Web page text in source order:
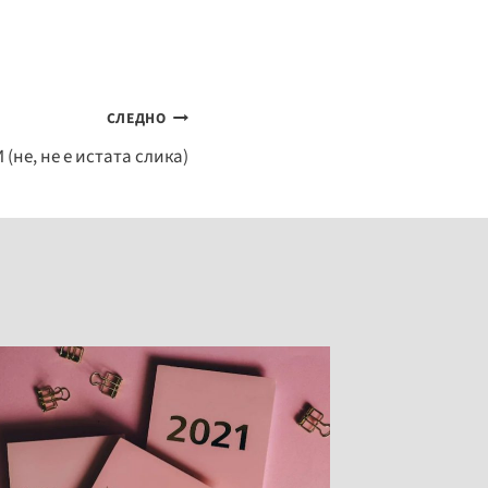
СЛЕДНО
не е истата слика)